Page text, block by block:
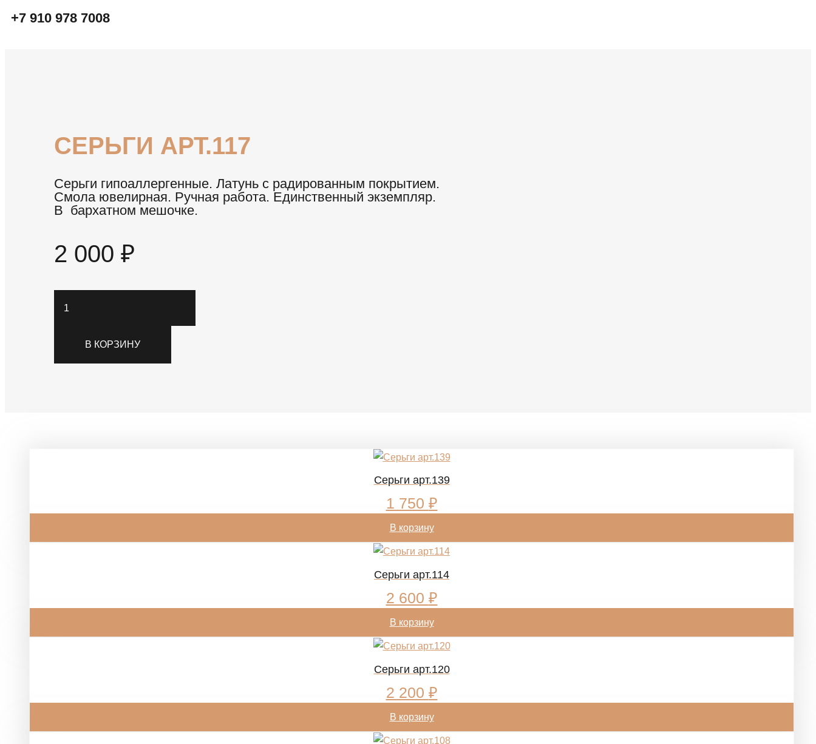
+7 910 978 7008
CЕРЬГИ АРТ.117
Серьги гипоаллергенные. Латунь с радированным покрытием.
Смола ювелирная. Ручная работа. Единственный экземпляр.
В бархатном мешочке.
2 000₽
товара
арт.117В КОРЗИНУ
Cерьги арт.139
1 750 ₽
В корзину
Cерьги арт.114
2 600 ₽
В корзину
Cерьги арт.120
2 200 ₽
В корзину